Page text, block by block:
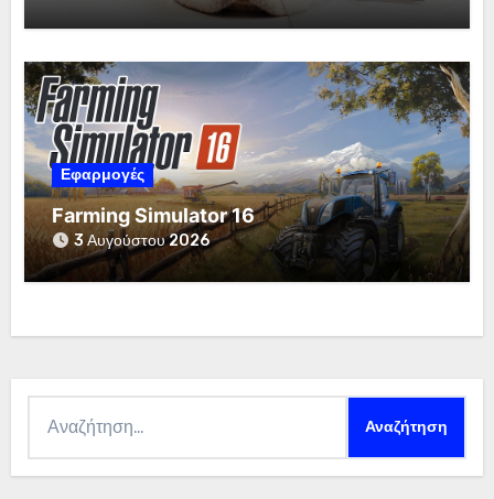
Εφαρμογές
Farming Simulator 16
3 Αυγούστου 2026